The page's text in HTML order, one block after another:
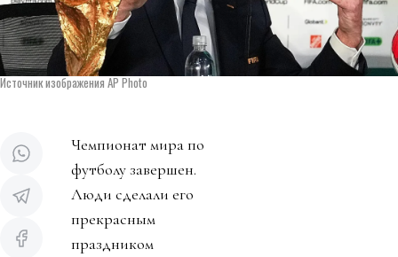
Источник изображения AP Photo
Чемпионат мира по
футболу завершен.
Люди сделали его
прекрасным
праздником